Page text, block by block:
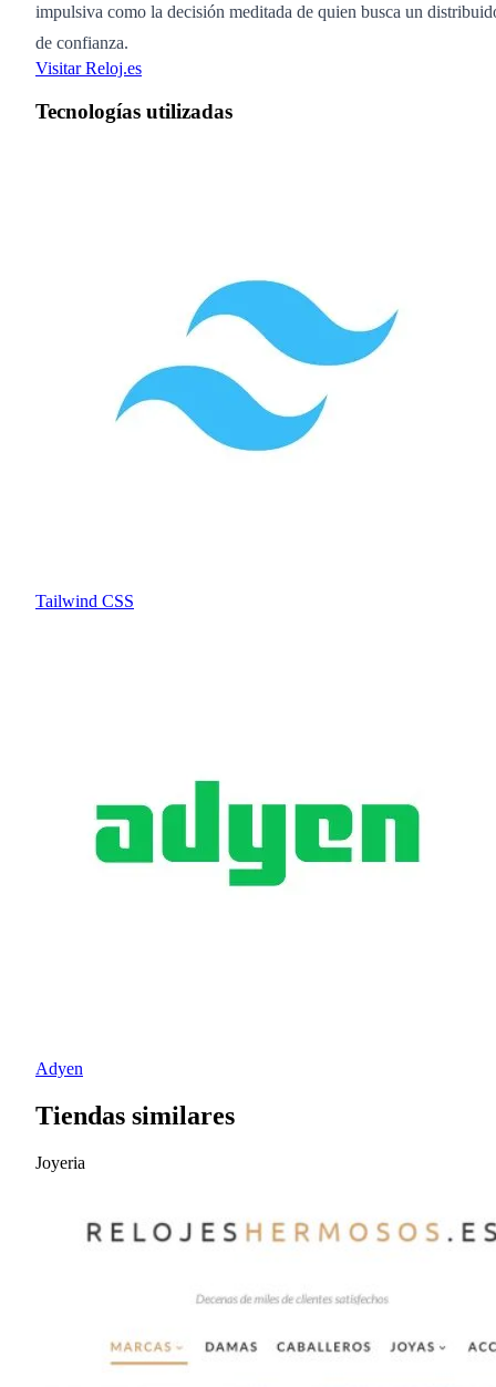
impulsiva como la decisión meditada de quien busca un
de confianza.
Visitar Reloj.es
Tecnologías utilizadas
Tailwind CSS
Adyen
Tiendas similares
Joyeria